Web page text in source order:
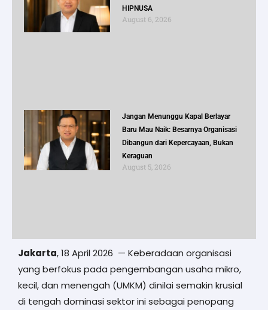
HIPNUSA
August 6, 2026
Jangan Menunggu Kapal Berlayar
Baru Mau Naik: Besarnya Organisasi
Dibangun dari Kepercayaan, Bukan
Keraguan
August 5, 2026
Jakarta, 18 April 2026 — Keberadaan organisasi
yang berfokus pada pengembangan usaha mikro,
kecil, dan menengah (UMKM) dinilai semakin krusial
di tengah dominasi sektor ini sebagai penopang